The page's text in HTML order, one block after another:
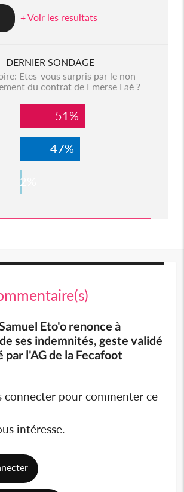
+ Voir les resultats
DERNIER SONDAGE
Etes-vous surpris par le non-
du contrat de Emerse Faé ?
51%
47%
2%
Eto'o renonce à
ses indemnités, geste validé
par l'AG de la Fecafoot
connecter pour commenter ce
intéresse.